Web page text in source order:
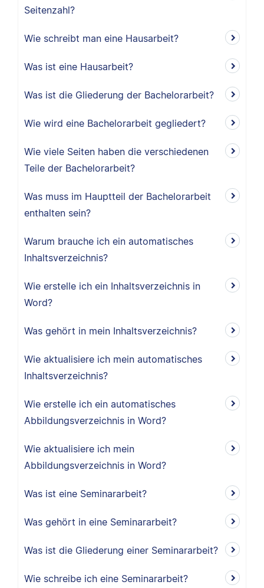
Seitenzahl?
Wie schreibt man eine Hausarbeit?
Was ist eine Hausarbeit?
Was ist die Gliederung der Bachelorarbeit?
Wie wird eine Bachelorarbeit gegliedert?
Wie viele Seiten haben die verschiedenen
Teile der Bachelorarbeit?
Was muss im Hauptteil der Bachelorarbeit
enthalten sein?
Warum brauche ich ein automatisches
Inhaltsverzeichnis?
Wie erstelle ich ein Inhaltsverzeichnis in
Word?
Was gehört in mein Inhaltsverzeichnis?
Wie aktualisiere ich mein automatisches
Inhaltsverzeichnis?
Wie erstelle ich ein automatisches
Abbildungsverzeichnis in Word?
Wie aktualisiere ich mein
Abbildungsverzeichnis in Word?
Was ist eine Seminararbeit?
Was gehört in eine Seminararbeit?
Was ist die Gliederung einer Seminararbeit?
Wie schreibe ich eine Seminararbeit?